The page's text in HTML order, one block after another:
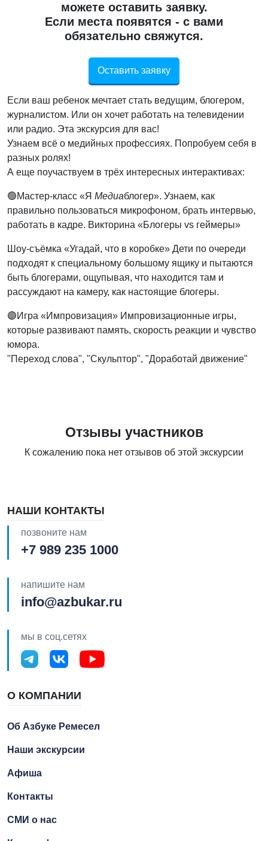
можете оставить заявку.
Если места появятся - с вами
обязательно свяжутся.
Оставить заявку
Если ваш ребенок мечтает стать ведущим, блогером,
журналистом. Или он хочет работать на телевидении
или радио. Эта экскурсия для вас!
Узнаем всё о медийных профессиях. Попробуем себя в
разных ролях!
А еще поучаствуем в трёх интересных интерактивах:
🟢Мастер-класс «Я Медиаблогер». Узнаем, как
правильно пользоваться микрофоном, брать интервью,
работать в кадре. Викторина «Блогеры vs геймеры»
Шоу-съёмка «Угадай, что в коробке» Дети по очереди
подходят к специальному большому ящику и пытаются
быть блогерами, ощупывая, что находится там и
рассуждают на камеру, как настоящие блогеры.
🟣Игра «Импровизация» Импровизационные игры,
которые развивают память, скорость реакции и чувство
юмора.
"Переход слова", "Скульптор", "Доработай движение"
Отзывы участников
К сожалению пока нет отзывов об этой экскурсии
НАШИ КОНТАКТЫ
позвоните нам
+7 989 235 1000
напишите нам
info@azbukar.ru
мы в соц.сетях
О КОМПАНИИ
Об Азбуке Ремесел
Наши экскурсии
Афиша
Контакты
СМИ о нас